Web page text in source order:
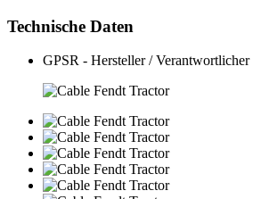
Technische Daten
GPSR - Hersteller / Verantwortlicher